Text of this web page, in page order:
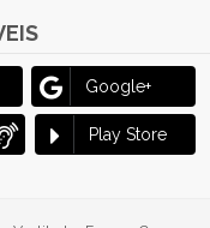
Google+
Play Store